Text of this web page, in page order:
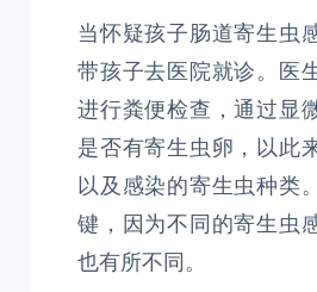
当怀疑孩子肠道寄生虫
带孩子去医院就诊。医
进行粪便检查，通过显
是否有寄生虫卵，以此
以及感染的寄生虫种类
键，因为不同的寄生虫
也有所不同。